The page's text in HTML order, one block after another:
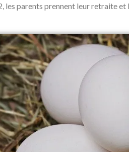
les parents prennent leur retraite et